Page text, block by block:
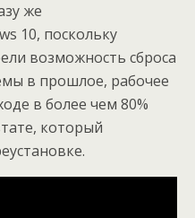
же
10, поскольку
возможность сброса
в прошлое, рабочее
в более чем 80%
который